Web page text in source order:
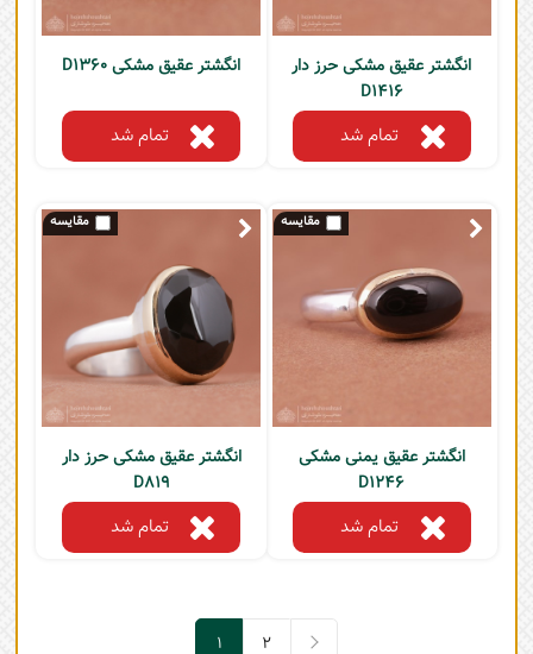
انگشتر عقیق مشکی حرز دار
D1416
تمام شد
انگشتر عقیق مشکی D1360
تمام شد
انگشتر عقیق یمنی مشکی
D1246
تمام شد
انگشتر عقیق مشکی حرز دار
D819
تمام شد
1
2